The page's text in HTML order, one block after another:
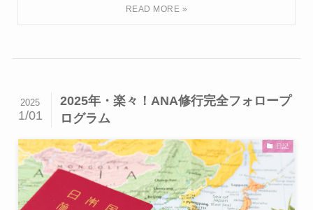
2025年・楽々！ANA修行完全フォロープ
ログラム
2025
1/01
日記